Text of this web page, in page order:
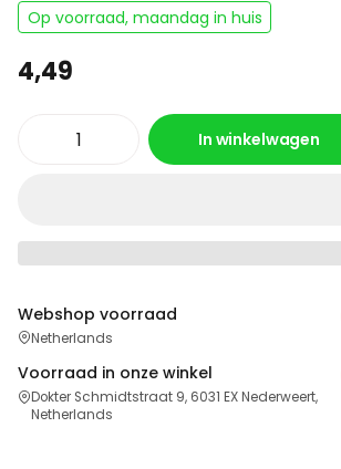
Op voorraad, maandag in huis
4,49
In winkelwagen
Webshop voorraad
Netherlands
Voorraad in onze winkel
Dokter Schmidtstraat 9, 6031 EX Nederweert,
Netherlands